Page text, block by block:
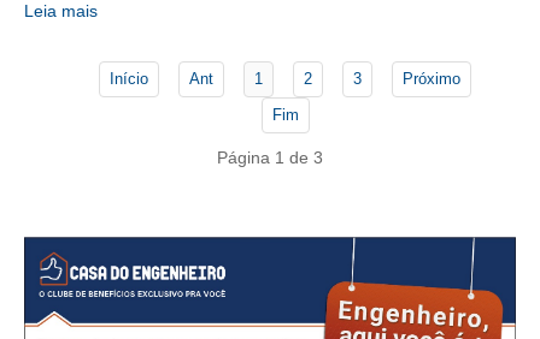
COMUNICAÇÃO
JORNAL DO ENGENHEIRO
AGENDA
Leia mais
Início Ant 1 2 3
Próximo
Fim
Página 1 de 3